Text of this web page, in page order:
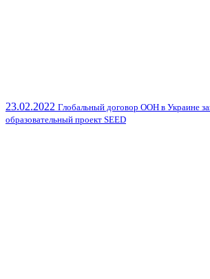
23.02.2022 Глобальный договор ООН в Украине
образовательный проект SEED